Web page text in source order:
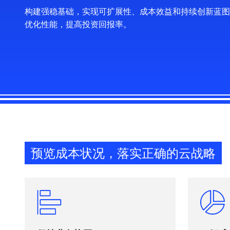
构建强稳基础，实现可扩展性、成本效益和持续创新蓝
优化性能，提高投资回报率。
预览成本状况，落实正确的云战略